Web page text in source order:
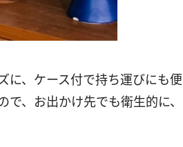
に、ケース付で持ち運びにも便
、お出かけ先でも衛生的に、